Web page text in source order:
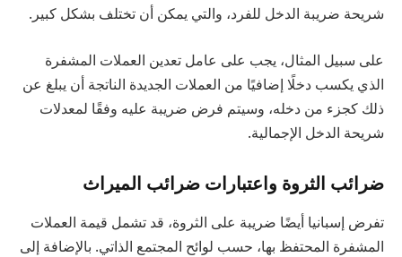
شريحة ضريبة الدخل للفرد، والتي يمكن أن تختلف بشكل كبير.
على سبيل المثال، يجب على عامل تعدين العملات المشفرة
الذي يكسب دخلًا إضافيًا من العملات الجديدة الناتجة أن يبلغ عن
ذلك كجزء من دخله، وسيتم فرض ضريبة عليه وفقًا لمعدلات
شريحة الدخل الإجمالية.
ضرائب الثروة واعتبارات ضرائب الميراث
تفرض إسبانيا أيضًا ضريبة على الثروة، قد تشمل قيمة العملات
المشفرة المحتفظ بها، حسب لوائح المجتمع الذاتي. بالإضافة إلى